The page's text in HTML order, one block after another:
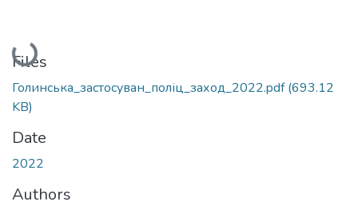
Loading...
Files
Голинська_застосуван_поліц_заход_2022.pdf(693.12
KB)
Date
2022
Authors